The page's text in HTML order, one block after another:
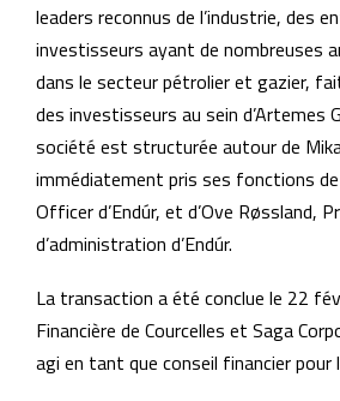
leaders reconnus de l’industrie, des
investisseurs ayant de nombreuses
dans le secteur pétrolier et gazier,
des investisseurs au sein d’Artemes
société est structurée autour de
immédiatement pris ses fonctions
Officer d’Endúr, et d’Ove Røssland,
d’administration d’Endúr.
La transaction a été conclue le 22
Financière de Courcelles et Saga
agi en tant que conseil financier pour